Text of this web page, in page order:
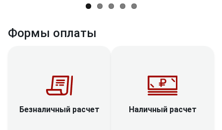
Формы оплаты
Безналичный расчет Наличный расчет